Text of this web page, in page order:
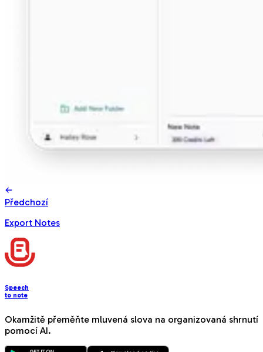
Předchozí
Export Notes
Speech
to note
Okamžitě přeměňte mluvená slova na organizovaná shrnutí
pomocí AI.